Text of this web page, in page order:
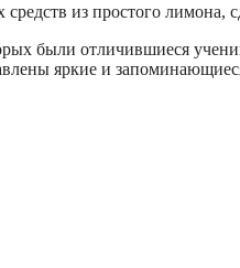
из простого лимона,
были отличившиеся
яркие и